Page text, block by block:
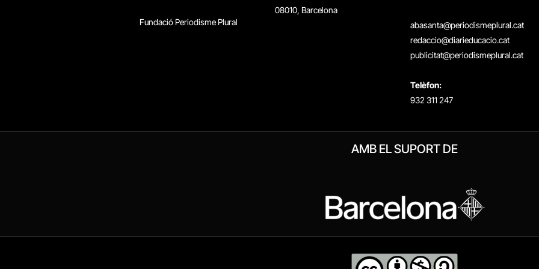
Fundació Periodisme Plural
08010, Barcelona
abasanta@periodismeplural.cat
redaccio@diarieducacio.cat
publicitat@periodismeplural.cat
Telèfon:
932 311 247
AMB EL SUPORT DE